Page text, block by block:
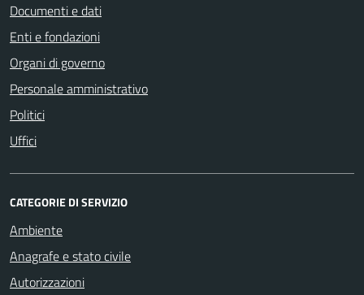
Documenti e dati
Enti e fondazioni
Organi di governo
Personale amministrativo
Politici
Uffici
CATEGORIE DI SERVIZIO
Ambiente
Anagrafe e stato civile
Autorizzazioni